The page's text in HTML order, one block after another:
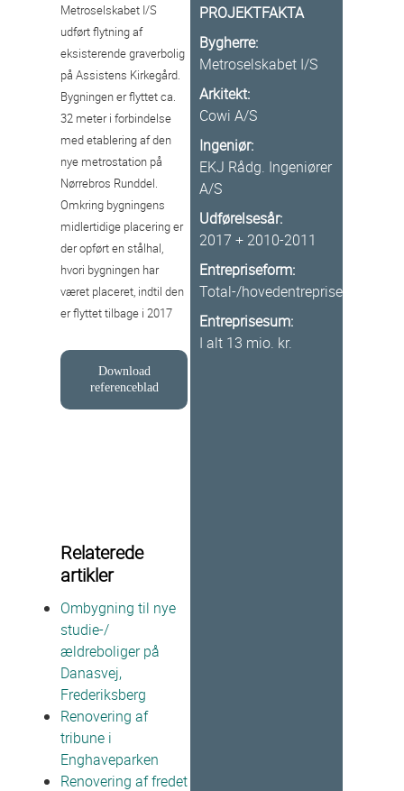
Metroselskabet I/S
udført flytning af
eksisterende graverbolig
på Assistens Kirkegård.
Bygningen er flyttet ca.
32 meter i forbindelse
med etablering af den
nye metrostation på
Nørrebros Runddel.
Omkring bygningens
midlertidige placering er
der opført en stålhal,
hvori bygningen har
været placeret, indtil den
er flyttet tilbage i 2017
Download
referenceblad
Relaterede
artikler
Ombygning til nye
studie-/
ældreboliger på
Danasvej,
Frederiksberg
Renovering af
tribune i
Enghaveparken
Renovering af fredet
PROJEKTFAKTA
Bygherre:
Metroselskabet I/S
Arkitekt:
Cowi A/S
Ingeniør:
EKJ Rådg. Ingeniører
A/S
Udførelsesår:
2017 + 2010-2011
Entrepriseform:
Total-/hovedentreprise
Entreprisesum:
I alt 13 mio. kr.